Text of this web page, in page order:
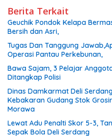
Berita Terkait
Geuchik Pondok Kelapa
Bersih dan Asri,
Tugas Dan Tanggung
Operasi Pantau Perkebunan,
Bawa Sajam, 3 Pelajar
Ditangkap Polisi
Dinas Damkarmat Deli
Kebakaran Gudang Stok
Morawa
Lewat Adu Penalti Skor 5-3,
Sepak Bola Deli Serdang